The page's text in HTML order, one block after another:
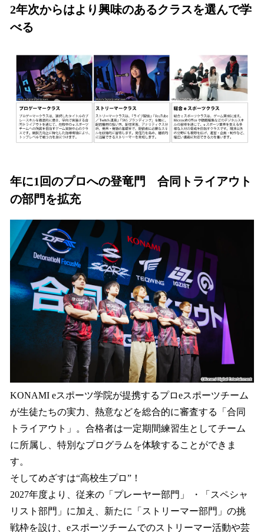
2年次からはより興味のあるクラスを選んで学
べる
年に1回のプロへの登竜門 合同トライアウト
の部門を拡充
KONAMI eスポーツ学院が提携するプロeスポーツチーム
が生徒たちの実力、熱意などを総合的に審査する「合同
トライアウト」。合格者は一定期間練習生としてチーム
に所属し、特別なプログラムを体験することができま
す。
そしてめざすは“高校生プロ”！
2027年度より、従来の「プレーヤー部門」 ・「スペシャ
リスト部門」に加え、新たに「ストリーマー部門」の挑
戦枠を設け、eスポーツチームでのストリーマー活動や芸